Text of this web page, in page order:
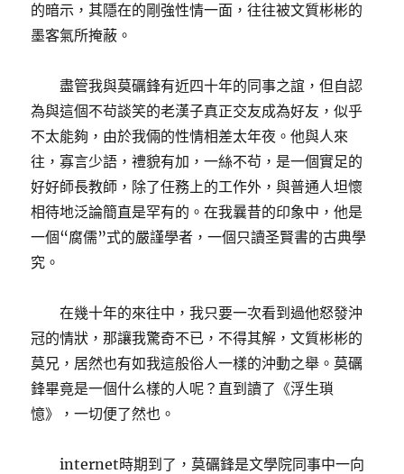
的暗示，其隱在的剛強性情一面，往往被文質彬彬的
墨客氣所掩蔽。
盡管我與莫礪鋒有近四十年的同事之誼，但自認
為與這個不茍談笑的老漢子真正交友成為好友，似乎
不太能夠，由於我倆的性情相差太年夜。他與人來
往，寡言少語，禮貌有加，一絲不茍，是一個實足的
好好師長教師，除了任務上的工作外，與普通人坦懷
相待地泛論簡直是罕有的。在我曩昔的印象中，他是
一個“腐儒”式的嚴謹學者，一個只讀圣賢書的古典學
究。
在幾十年的來往中，我只要一次看到過他怒發沖
冠的情狀，那讓我驚奇不已，不得其解，文質彬彬的
莫兄，居然也有如我這般俗人一樣的沖動之舉。莫礪
鋒畢竟是一個什么樣的人呢？直到讀了《浮生瑣
憶》，一切便了然也。
internet時期到了，莫礪鋒是文學院同事中一向